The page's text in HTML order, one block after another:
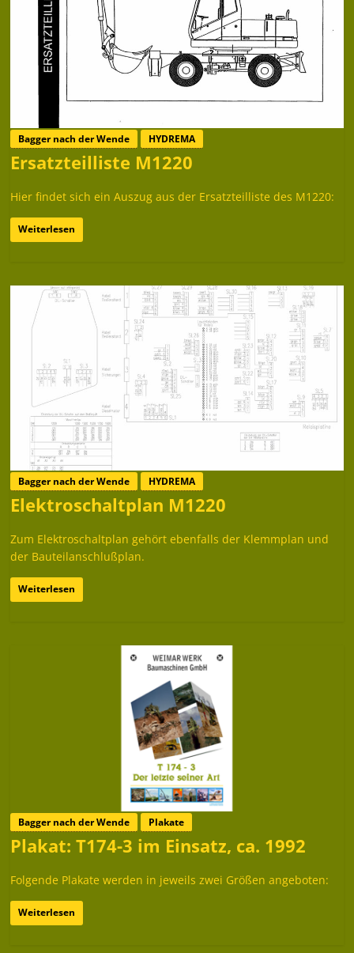
Bagger nach der Wende HYDREMA
Ersatzteilliste M1220
Hier findet sich ein Auszug aus der Ersatzteilliste des M1220:
Weiterlesen
Bagger nach der Wende HYDREMA
Elektroschaltplan M1220
Zum Elektroschaltplan gehört ebenfalls der Klemmplan und
der Bauteilanschlußplan.
Weiterlesen
Bagger nach der Wende Plakate
Plakat: T174-3 im Einsatz, ca. 1992
Folgende Plakate werden in jeweils zwei Größen angeboten:
Weiterlesen